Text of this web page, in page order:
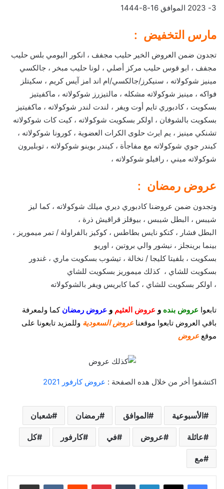
3- 2023 الموافق 16-8-1444
مارس التخفيض :
تجدون ضمن العروض الخير حليب مجفف ، انكور اليومي بلس حليب
مجفف ، ابو قوس حليب مركز أصلي ، لونا حليب مبخر ، جالكسي
مينيز شوكولاته ، سنيكرز/جالكسي/ام اند امز آيس كريم ، سكيتلز
فواكه ، مينيز شوكولاته مشكله ، مالتيزرز شوكولاته ، ماكفيتيز
بسكويت ، كادبوري تايم أوت ويفر ، لندت لندر شوكولاته ، ماكفيتيز
بسكويت بالشوفان ، اولكر بسكويت شوكولاته ، كيت كات شوكولاته
تشنكي مينيز ، يم ايرث حلوى الكرات العضوية ، كورونا شوكولاته ،
كيندر جوي شوكولاته مع مفاجأة ، كيندر بوينو شوكولاته ، توبليرون
شوكولاته ميني ، رافيلو شوكولاته ،
عروض رمضان :
وتجدون ضمن عروضنا كادبوري ديري ميلك شوكولاته ، كما ليز
شيبس ، البطل شيبس ، بيوقلز قراقيش ذرة ،
البطل فشار ، كتكو نايس بطاطس ، كوكيز بالفراولة / تمر ميموريز ،
بينما برينجلز ، نيشور والي بروتين ، اوريو
بسكويت ، بلفيتا كليجا / نخالة ، تيشوب بسكويت ماري ، غندور
بسكويت للشاي ، كذلك ميموريز بسكويت للشاي
، اولكر بسكويت للشاي ، كما كابريس ويفر بالشوكولاته
تابعوا عروض بنده و عروض العثيم و عروض رمضان كما ولمعرفة
باقي العروض تابعوا موقعنا عروض السعودية وللمزيد تابعونا على
موقع عروض
اكتشفوا أخر من خلال هده الصفحة : عروض كارفور 2021
الأسبوعية الموافق رمضان شعبان
عائلة عروض في كارفور كل
مع
لينكدإن بينتيريست